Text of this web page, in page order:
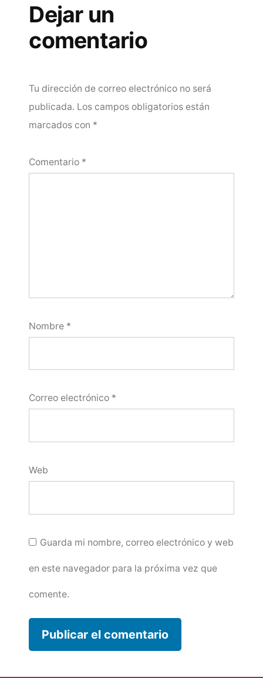
Dejar un
comentario
Tu dirección de correo electrónico no será
publicada. Los campos obligatorios están
marcados con *
Comentario *
Nombre *
Correo electrónico *
Web
Guarda mi nombre, correo electrónico y web
en este navegador para la próxima vez que
comente.